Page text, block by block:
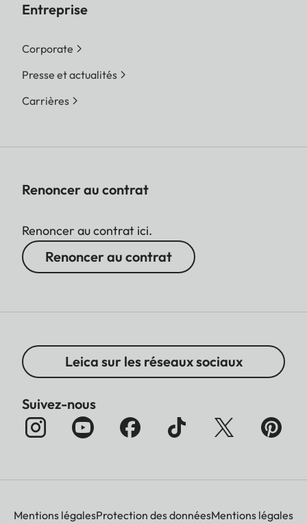
Entreprise
Corporate
Presse et actualités
Carrières
Renoncer au contrat
Renoncer au contrat ici.
Renoncer au contrat
Leica sur les réseaux sociaux
Suivez-nous
Mentions légalesProtection des donnéesMentions légales